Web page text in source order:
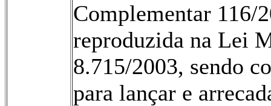
Complementar 116/
reproduzida na Lei
8.715/2003, sendo
para lançar e